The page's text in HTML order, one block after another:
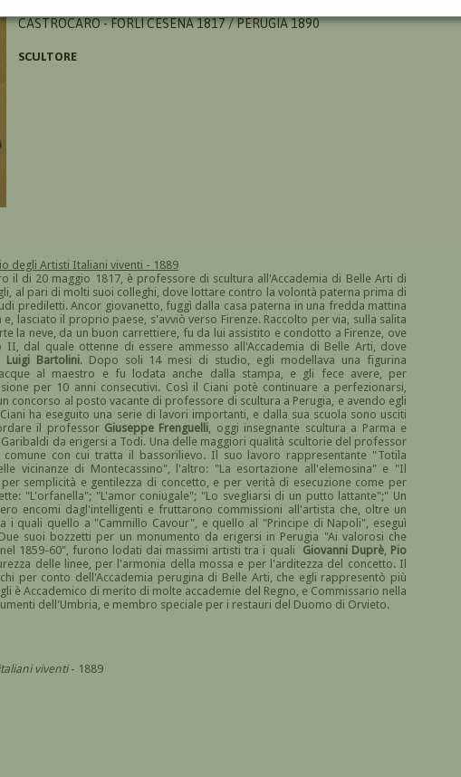
CASTROCARO - FORLÌ CESENA 1817 / PERUGIA 1890
SCULTORE
degli Artisti Italiani viventi - 1889
il di 20 maggio 1817, è professore di scultura all'Accademia di Belle Arti di
al pari di molti suoi colleghi, dove lottare contro la volontà paterna prima di
prediletti. Ancor giovanetto, fuggì dalla casa paterna in una fredda mattina
lasciato il proprio paese, s'avviò verso Firenze. Raccolto per via, sulla salita
la neve, da un buon carrettiere, fu da lui assistito e condotto a Firenze, ove
II, dal quale ottenne di essere ammesso all'Accademia di Belle Arti, dove
Luigi Bartolini. Dopo soli 14 mesi di studio, egli modellava una figurina
al maestro e fu lodata anche dalla stampa, e gli fece avere, per
per 10 anni consecutivi. Così il Ciani potè continuare a perfezionarsi,
concorso al posto vacante di professore di scultura a Perugia, e avendo egli
ha eseguito una serie di lavori importanti, e dalla sua scuola sono usciti
il professor Giuseppe Frenguelli , oggi insegnante scultura a Parma e
da erigersi a Todi. Una delle maggiori qualità scultorie del professor
con cui tratta il bassorilievo. Il suo lavoro rappresentante "Totila
vicinanze di Montecassino", l'altro: "La esortazione all'elemosina" e "Il
semplicità e gentilezza di concetto, e per verità di esecuzione come per
"L'orfanella"; "L'amor coniugale"; "Lo svegliarsi di un putto lattante";" Un
encomi dagl'intelligenti e fruttarono commissioni all'artista che, oltre un
i quali quello a "Cammillo Cavour", e quello al "Principe di Napoli", eseguì
suoi bozzetti per un monumento da erigersi in Perugia "Ai valorosi che
1859-60", furono lodati dai massimi artisti tra i quali Giovanni Duprè, Pio
delle linee, per l'armonia della mossa e per l'arditezza del concetto. Il
per conto dell'Accademia perugina di Belle Arti, che egli rappresentò più
è Accademico di merito di molte accademie del Regno, e Commissario nella
dell'Umbria, e membro speciale per i restauri del Duomo di Orvieto.
viventi- 1889